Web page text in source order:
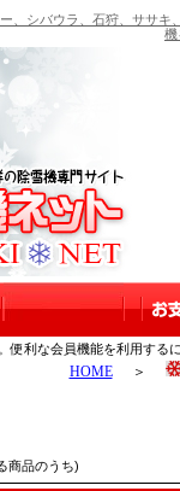
シバウラ、石狩、ササキ
機
便利な会員機能を利用する
HOME ＞
商品のうち)